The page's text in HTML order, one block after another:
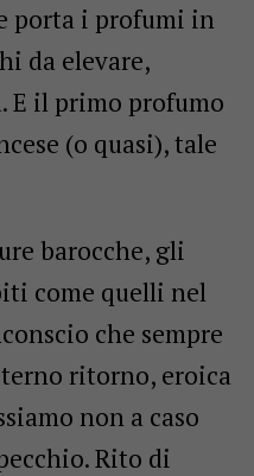
porta i profumi in
da elevare,
E il primo profumo
(o quasi), tale
barocche, gli
come quelli nel
che sempre
ritorno, eroica
non a caso
Rito di